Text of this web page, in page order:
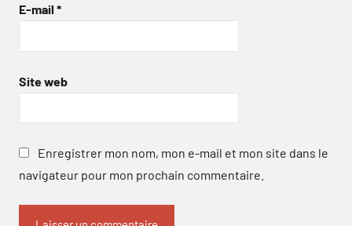
E-mail *
Site web
Enregistrer mon nom, mon e-mail et mon site dans le
navigateur pour mon prochain commentaire.